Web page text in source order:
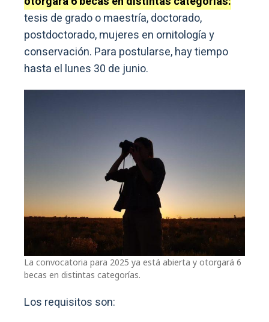
tesis de grado o maestría, doctorado,
postdoctorado, mujeres en ornitología y
conservación. Para postularse, hay tiempo
hasta el lunes 30 de junio.
La convocatoria para 2025 ya está abierta y otorgará 6
becas en distintas categorías.
Los requisitos son: